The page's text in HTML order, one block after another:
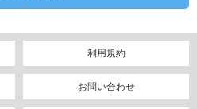
利用規約
お問い合わせ